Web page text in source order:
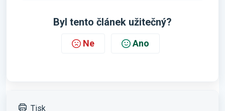
Byl tento článek užitečný?
Ne Ano
Tisk